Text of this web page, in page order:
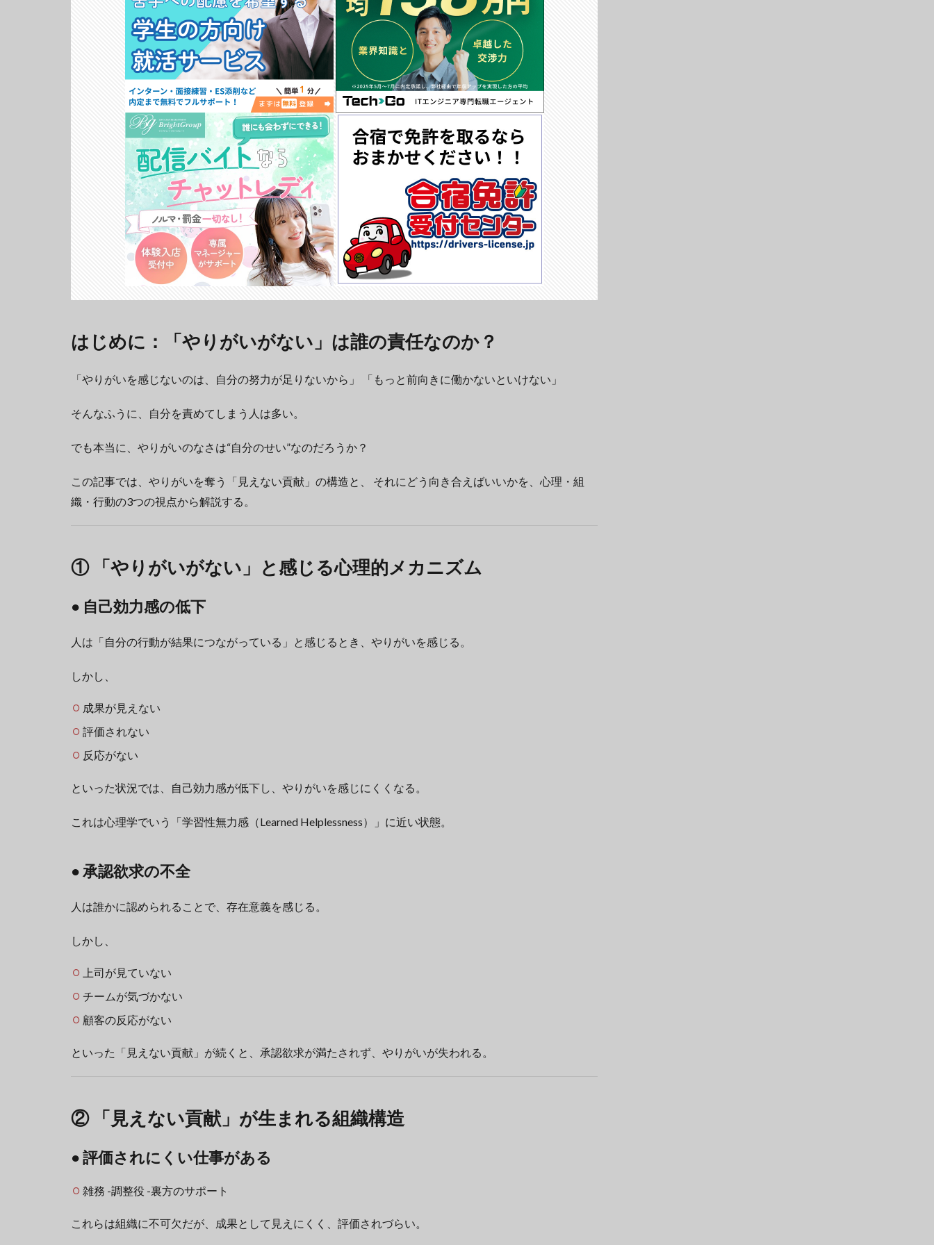
はじめに：「やりがいがない」は誰の責任なのか？
「やりがいを感じないのは、自分の努力が足りないから」 「もっと前向きに働かないといけない」
そんなふうに、自分を責めてしまう人は多い。
でも本当に、やりがいのなさは“自分のせい”なのだろうか？
この記事では、やりがいを奪う「見えない貢献」の構造と、 それにどう向き合えばいいかを、心理・組
織・行動の3つの視点から解説する。
① 「やりがいがない」と感じる心理的メカニズム
● 自己効力感の低下
人は「自分の行動が結果につながっている」と感じるとき、やりがいを感じる。
しかし、
成果が見えない
評価されない
反応がない
といった状況では、自己効力感が低下し、やりがいを感じにくくなる。
これは心理学でいう「学習性無力感（Learned Helplessness）」に近い状態。
● 承認欲求の不全
人は誰かに認められることで、存在意義を感じる。
しかし、
上司が見ていない
チームが気づかない
顧客の反応がない
といった「見えない貢献」が続くと、承認欲求が満たされず、やりがいが失われる。
② 「見えない貢献」が生まれる組織構造
● 評価されにくい仕事がある
雑務 -調整役 -裏方のサポート
これらは組織に不可欠だが、成果として見えにくく、評価されづらい。